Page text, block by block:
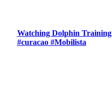
Watching Dolphin Training
#curacao #Mobilista